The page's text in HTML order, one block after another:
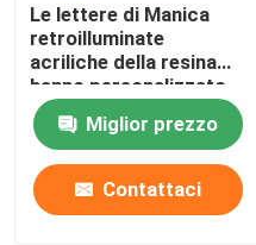
Le lettere di Manica
retroilluminate
acriliche della resina
hanno personalizzato
12VDC cromato
spazzolatoMiglior prezzo
Contattaci